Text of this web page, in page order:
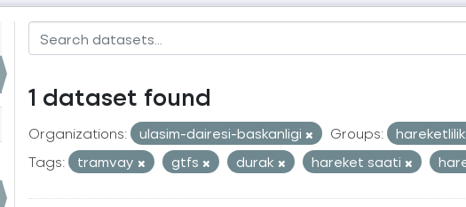
1 dataset found
Organizations: ulasim-dairesi-baskanligi Groups:
Tags:
tramvay gtfs durak hareket saati